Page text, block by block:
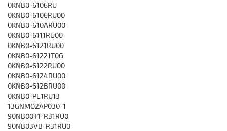
0KNB0-6106RU
0KNB0-6106RU00
0KNB0-610ARU00
0KNB0-6111RU00
0KNB0-6121RU00
0KNB0-61221T0G
0KNB0-6122RU00
0KNB0-6124RU00
0KNB0-612BRU00
0KNB0-PE1RU13
13GNMO2AP030-1
90NB00T1-R31RU0
90NB03VB-R31RU0